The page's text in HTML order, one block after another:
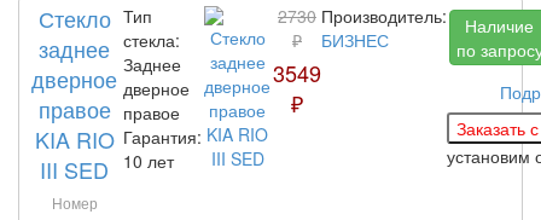
Стекло
заднее
дверное
правое
KIA RIO
III SED
Номер
Тип
стекла:
Заднее
дверное
правое
Гарантия:
10 лет
2730
₽
3549
₽
Производитель:
БИЗНЕС
Наличие
по
установим